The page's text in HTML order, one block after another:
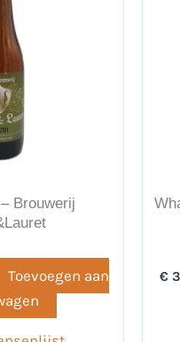
Brouwerij
Toevoegen aan
€